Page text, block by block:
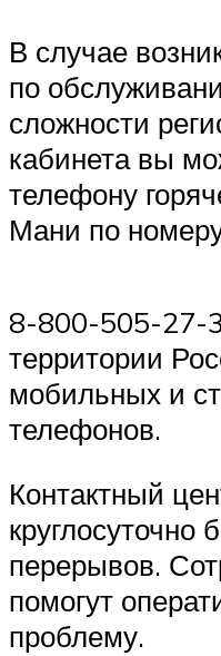
В случае
по
сложности
кабинета вы
телефону
Мани по
8-800-505-27-
территории
мобильных и
телефонов.
Контактный
круглосуточно
перерывов.
помогут
проблему.